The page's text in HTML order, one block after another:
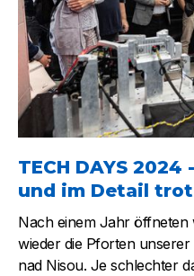
TECH DAYS
und im Detail
Nach einem Jahr
wieder die Pforten
nad Nisou. Je schlechter